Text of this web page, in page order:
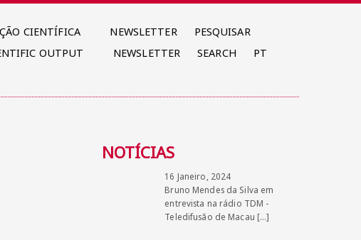
CIENTÍFICA NEWSLETTER
PESQUISAR
OUTPUT NEWSLETTER SEARCH PT
NOTÍCIAS
16 Janeiro, 2024
Bruno Mendes da Silva em
entrevista na rádio TDM -
Teledifusão de Macau […]